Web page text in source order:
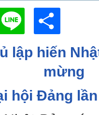
X Line
lập hiến
mừng
hội Đảng